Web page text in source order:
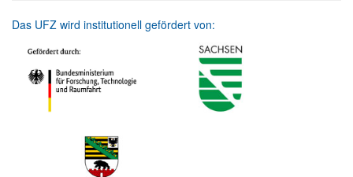
Das UFZ wird institutionell gefördert von: